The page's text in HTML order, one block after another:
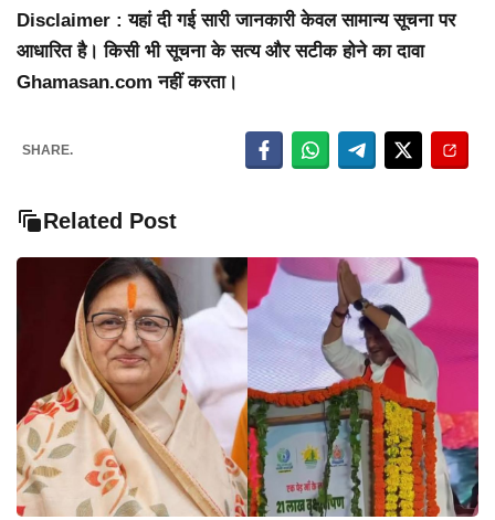
Disclaimer : यहां दी गई सारी जानकारी केवल सामान्य सूचना पर
आधारित है। किसी भी सूचना के सत्य और सटीक होने का दावा
Ghamasan.com नहीं करता।
SHARE.
Related Post